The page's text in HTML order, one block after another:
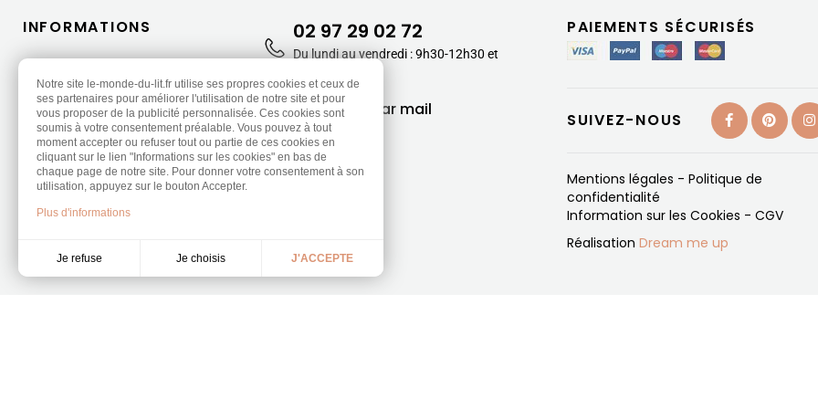
INFORMATIONS
Qui sommes-nous ?
Sécurité de paiement
Modalités de livraison
Charte de qualité
Nos engagements
Protection des données
Conditions de vente
Formulaire de rétractation
02 97 29 02 72
Du lundi au vendredi : 9h30-12h30 et
CONTACT par mail
PAIEMENTS SÉCURISÉS
SUIVEZ-NOUS
Mentions légales - Politique de
confidentialité
Information sur les Cookies - CGV
Réalisation Dream me up
Notre site le-monde-du-lit.fr utilise ses propres cookies et ceux de
ses partenaires pour améliorer l'utilisation de notre site et pour
vous proposer de la publicité personnalisée. Ces cookies sont
soumis à votre consentement préalable. Vous pouvez à tout
moment accepter ou refuser tout ou partie de ces cookies en
cliquant sur le lien "Informations sur les cookies" en bas de
chaque page de notre site. Pour donner votre consentement à son
utilisation, appuyez sur le bouton Accepter.
Plus d'informations
Je refuse Je choisis J'ACCEPTE